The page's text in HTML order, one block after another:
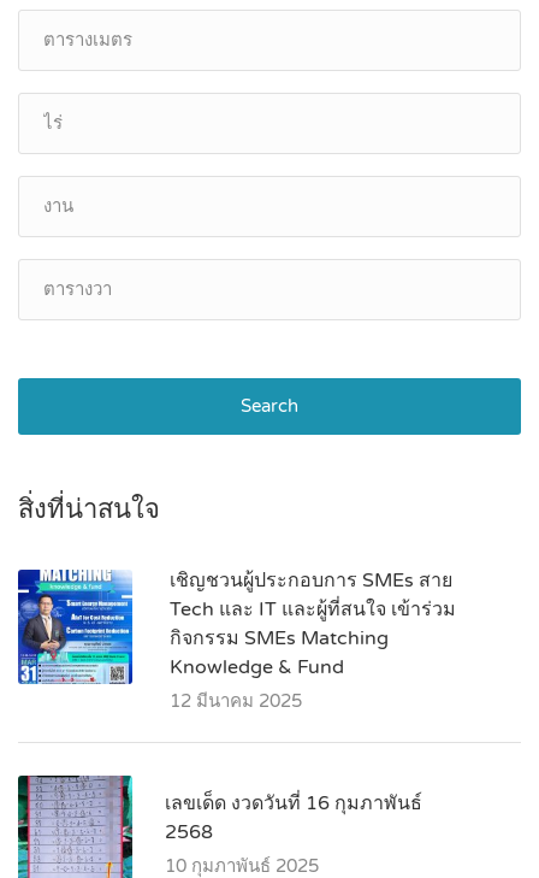
Search
สิ่งที่น่าสนใจ
เชิญชวนผู้ประกอบการ SMEs สาย
Tech และ IT และผู้ที่สนใจ เข้าร่วม
กิจกรรม SMEs Matching
Knowledge & Fund
12 มีนาคม 2025
เลขเด็ด งวดวันที่ 16 กุมภาพันธ์
2568
10 กุมภาพันธ์ 2025